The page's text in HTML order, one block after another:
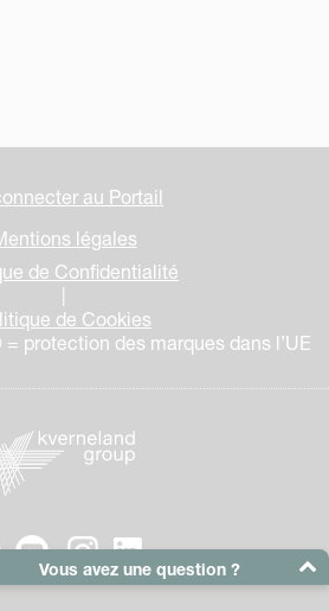
au Portail
légales
de Confidentialité
de Cookies
protection des marques dans l’UE
Vous avez une question ?